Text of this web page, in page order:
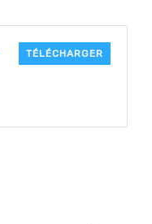
TÉLÉCHARGER